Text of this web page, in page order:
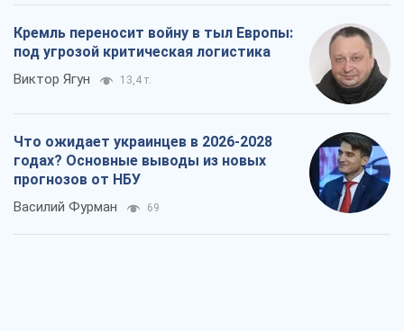
Кремль переносит войну в тыл Европы:
под угрозой критическая логистика
Виктор Ягун 13,4 т.
Что ожидает украинцев в 2026-2028
годах? Основные выводы из новых
прогнозов от НБУ
Василий Фурман 69